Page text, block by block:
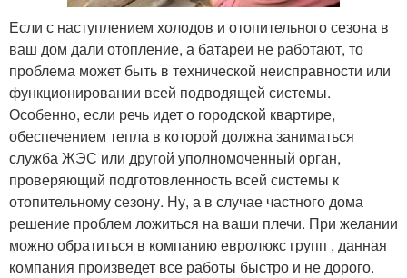
Если с наступлением холодов и отопительного сезона в
ваш дом дали отопление, а батареи не работают, то
проблема может быть в технической неисправности или
функционировании всей подводящей системы.
Особенно, если речь идет о городской квартире,
обеспечением тепла в которой должна заниматься
служба ЖЭС или другой уполномоченный орган,
проверяющий подготовленность всей системы к
отопительному сезону. Ну, а в случае частного дома
решение проблем ложиться на ваши плечи. При желании
можно обратиться в компанию евролюкс групп , данная
компания произведет все работы быстро и не дорого.